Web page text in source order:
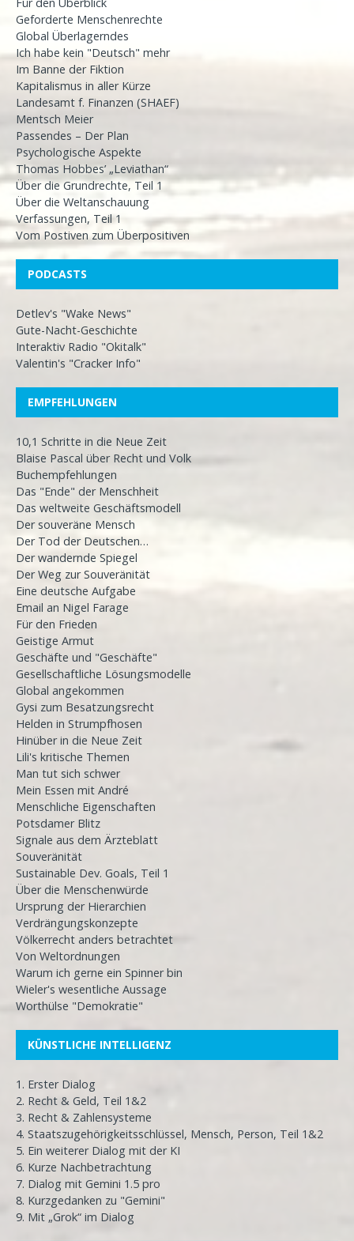
Geforderte Menschenrechte
Global Überlagerndes
Ich habe kein "Deutsch" mehr
Im Banne der Fiktion
Kapitalismus in aller Kürze
Landesamt f. Finanzen (SHAEF)
Mentsch Meier
Passendes – Der Plan
Psychologische Aspekte
Thomas Hobbes’ „Leviathan“
Über die Grundrechte, Teil 1
Über die Weltanschauung
Verfassungen, Teil 1
Vom Postiven zum Überpositiven
PODCASTS
Detlev's "Wake News"
Gute-Nacht-Geschichte
Interaktiv Radio "Okitalk"
Valentin's "Cracker Info"
EMPFEHLUNGEN
10,1 Schritte in die Neue Zeit
Blaise Pascal über Recht und Volk
Buchempfehlungen
Das "Ende" der Menschheit
Das weltweite Geschäftsmodell
Der souveräne Mensch
Der Tod der Deutschen…
Der wandernde Spiegel
Der Weg zur Souveränität
Eine deutsche Aufgabe
Email an Nigel Farage
Für den Frieden
Geistige Armut
Geschäfte und "Geschäfte"
Gesellschaftliche Lösungsmodelle
Global angekommen
Gysi zum Besatzungsrecht
Helden in Strumpfhosen
Hinüber in die Neue Zeit
Lili's kritische Themen
Man tut sich schwer
Mein Essen mit André
Menschliche Eigenschaften
Potsdamer Blitz
Signale aus dem Ärzteblatt
Souveränität
Sustainable Dev. Goals, Teil 1
Über die Menschenwürde
Ursprung der Hierarchien
Verdrängungskonzepte
Völkerrecht anders betrachtet
Von Weltordnungen
Warum ich gerne ein Spinner bin
Wieler's wesentliche Aussage
Worthülse "Demokratie"
KÜNSTLICHE INTELLIGENZ
1. Erster Dialog
2. Recht & Geld, Teil 1&2
3. Recht & Zahlensysteme
4. Staatszugehörigkeitsschlüssel, Mensch, Person, Teil 1&2
5. Ein weiterer Dialog mit der KI
6. Kurze Nachbetrachtung
7. Dialog mit Gemini 1.5 pro
8. Kurzgedanken zu "Gemini"
9. Mit „Grok“ im Dialog